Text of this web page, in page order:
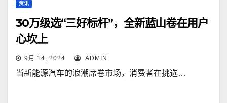
资讯
30万级选“三好标杆”，全新蓝山卷在用户
心坎上
9月 14, 2024 ADMIN
当新能源汽车的浪潮席卷市场，消费者在挑选…